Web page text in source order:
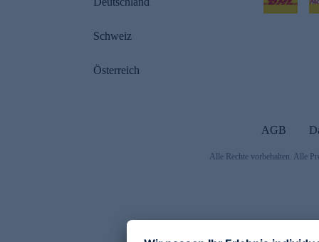
Schweiz
Österreich
AGB
Alle Rechte vorbehalten. Alle